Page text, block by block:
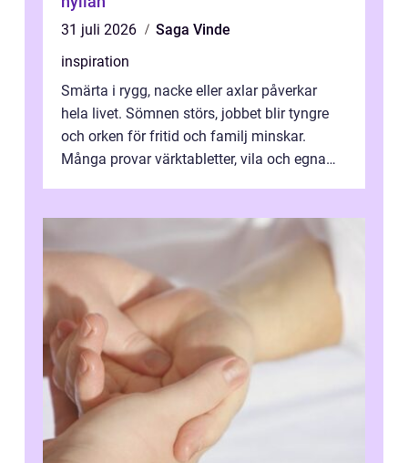
31 juli 2026
Saga Vinde
inspiration
Smärta i rygg, nacke eller axlar påverkar
hela livet. Sömnen störs, jobbet blir tyngre
och orken för fritid och familj minskar.
Många provar värktabletter, vila och egna